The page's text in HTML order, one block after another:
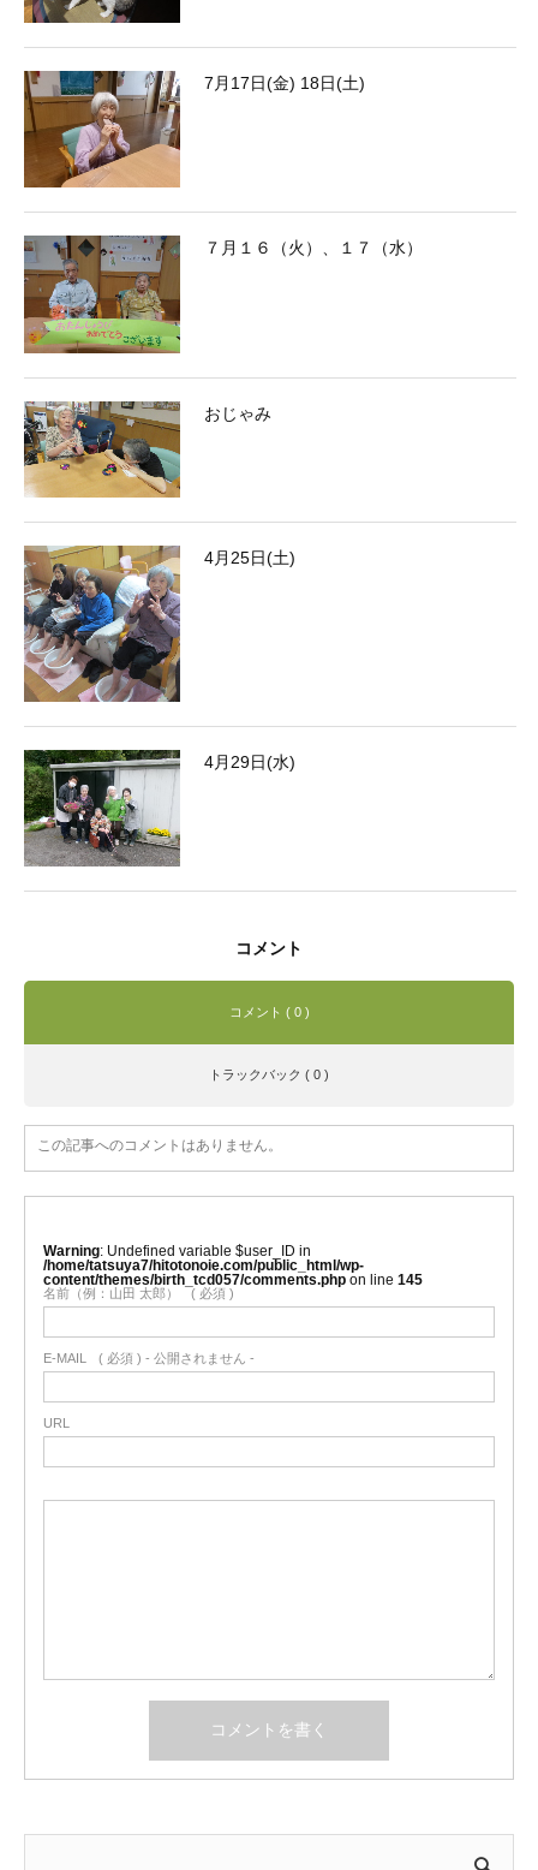
7月17日(金) 18日(土)
７月１６（火）、１７（水）
おじゃみ
4月25日(土)
4月29日(水)
コメント
コメント ( 0 )
トラックバック ( 0 )
この記事へのコメントはありません。
Warning : Undefined variable $user_ID in
/home/tatsuya7/hitotonoie.com/public_html/wp-
content/themes/birth_tcd057/comments.php on line 145
名前（例：山田 太郎） ( 必須 )
E-MAIL ( 必須 ) - 公開されません -
URL